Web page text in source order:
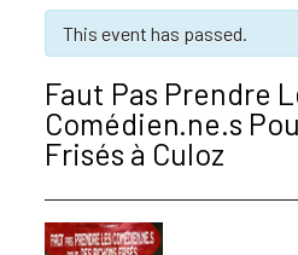
This event has passed.
Faut Pas Prendre
Comédien.ne.s
Frisés à Culoz